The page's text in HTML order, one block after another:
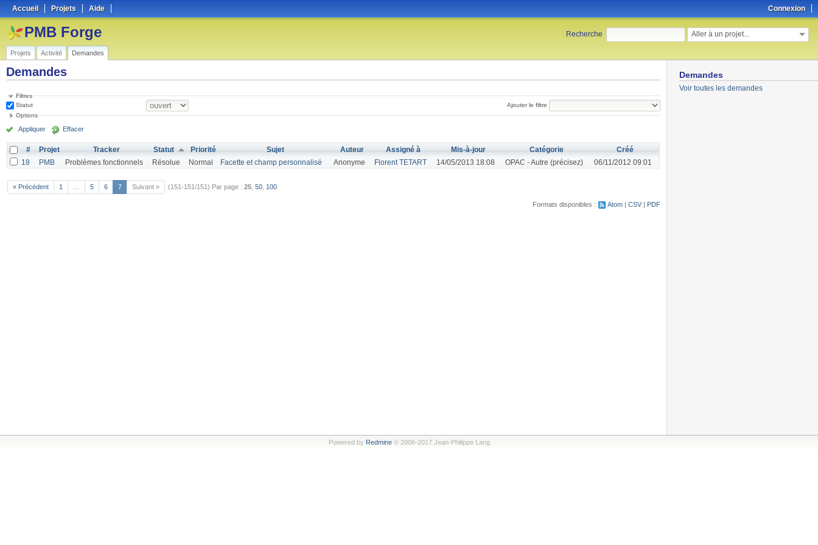
Connexion
Accueil Projets Aide
Recherche: Aller à un projet...
PMB Forge
Projets Activité Demandes
Demandes
Voir toutes les demandes
Demandes
Filtres
Statut
Ajouter le filtre
Options
Appliquer Effacer
# Projet Tracker Statut Priorité Sujet Auteur Assigné à Mis-à-jour Catégorie
Créé
18
PMB Problèmes fonctionnels Résolue Normal Facette et champ personnalisé Anonyme Florent TETART 14/05/2013 18:08 OPAC - Autre (précisez) 06/11/2012 09:01
« Précédent 1 5 6 7 Suivant » (151-151/151) Par page : 25 50 100
Formats disponibles : Atom CSV PDF
Powered by Redmine© 2006-2017 Jean-Philippe Lang